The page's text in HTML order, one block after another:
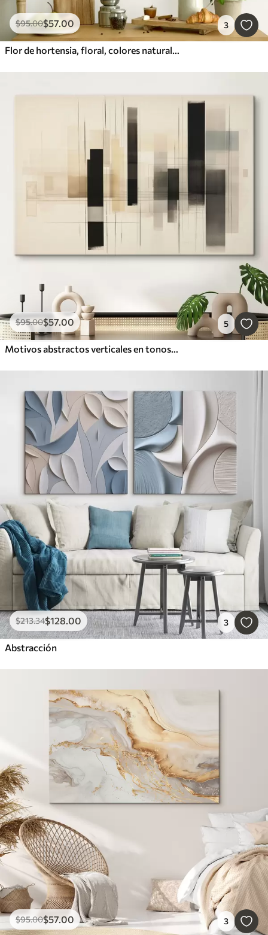
$95.00$57.00 3
Flor de hortensia, floral, colores naturales suaves, dibujo de acuarela
$95.00$57.00 5
Motivos abstractos verticales en tonos claros y neutros
$213.34$128.00 3
Abstracción
$95.00$57.00 3